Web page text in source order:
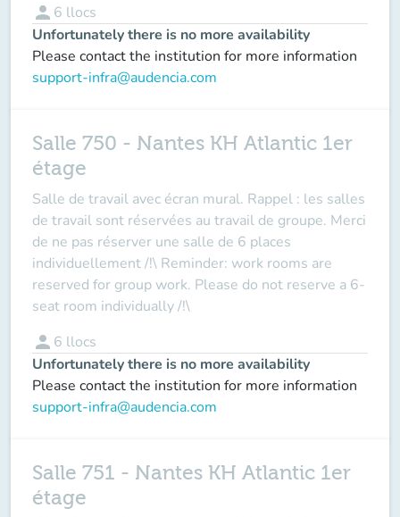
person 6 llocs
Unfortunately there is no more availability
Please contact the institution for more information
support-infra@audencia.com
Salle 750 - Nantes KH Atlantic 1er
étage
Salle de travail avec écran mural. Rappel : les salles
de travail sont réservées au travail de groupe. Merci
de ne pas réserver une salle de 6 places
individuellement /!\ Reminder: work rooms are
reserved for group work. Please do not reserve a 6-
seat room individually /!\
person 6 llocs
Unfortunately there is no more availability
Please contact the institution for more information
support-infra@audencia.com
Salle 751 - Nantes KH Atlantic 1er
étage